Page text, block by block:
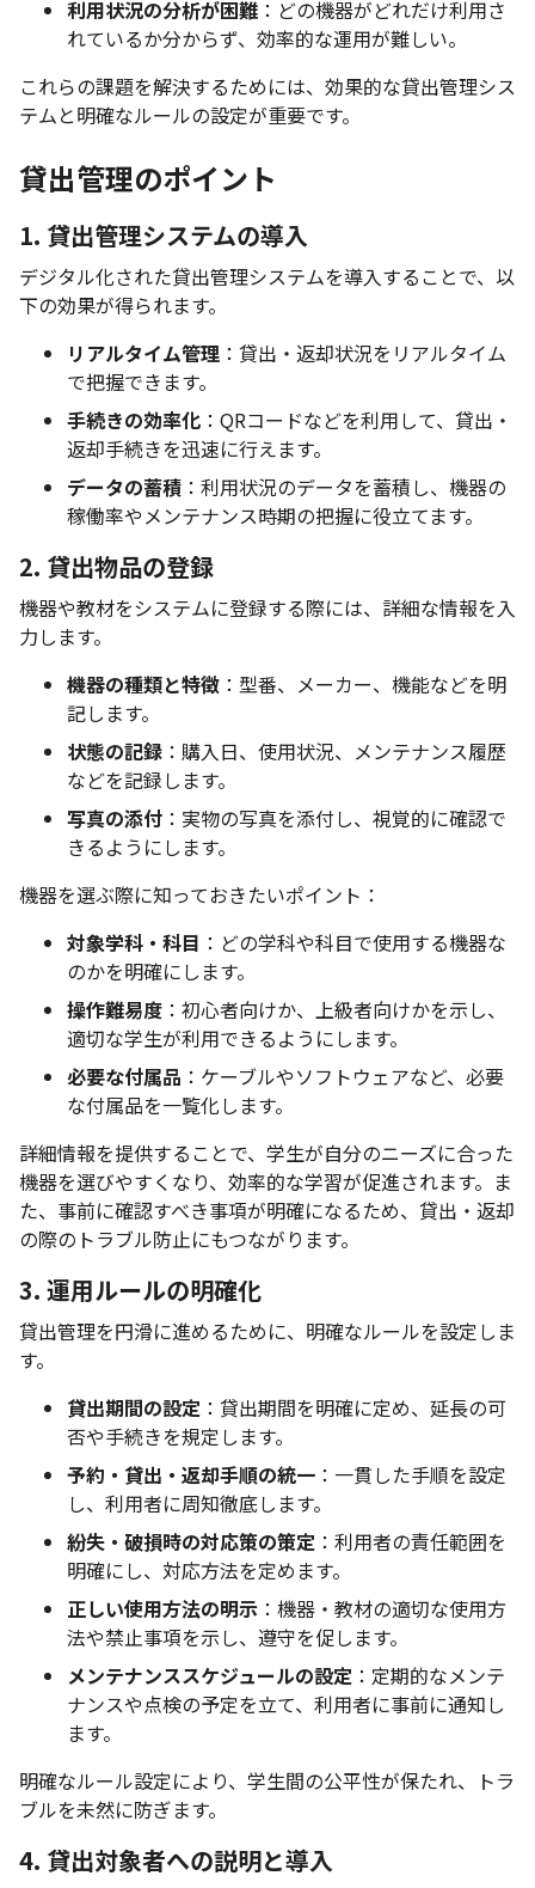
利用状況の分析が困難 ：どの機器がどれだけ利用さ
れているか分からず、効率的な運用が難しい。
これらの課題を解決するためには、効果的な貸出管理シス
テムと明確なルールの設定が重要です。
貸出管理のポイント
1. 貸出管理システムの導入
デジタル化された貸出管理システムを導入することで、以
下の効果が得られます。
リアルタイム管理 ：貸出・返却状況をリアルタイム
で把握できます。
手続きの効率化 ：QRコードなどを利用して、貸出・
返却手続きを迅速に行えます。
データの蓄積 ：利用状況のデータを蓄積し、機器の
稼働率やメンテナンス時期の把握に役立てます。
2. 貸出物品の登録
機器や教材をシステムに登録する際には、詳細な情報を入
力します。
機器の種類と特徴 ：型番、メーカー、機能などを明
記します。
状態の記録 ：購入日、使用状況、メンテナンス履歴
などを記録します。
写真の添付 ：実物の写真を添付し、視覚的に確認で
きるようにします。
機器を選ぶ際に知っておきたいポイント：
対象学科・科目 ：どの学科や科目で使用する機器な
のかを明確にします。
操作難易度 ：初心者向けか、上級者向けかを示し、
適切な学生が利用できるようにします。
必要な付属品 ：ケーブルやソフトウェアなど、必要
な付属品を一覧化します。
詳細情報を提供することで、学生が自分のニーズに合った
機器を選びやすくなり、効率的な学習が促進されます。ま
た、事前に確認すべき事項が明確になるため、貸出・返却
の際のトラブル防止にもつながります。
3. 運用ルールの明確化
貸出管理を円滑に進めるために、明確なルールを設定しま
す。
貸出期間の設定 ：貸出期間を明確に定め、延長の可
否や手続きを規定します。
予約・貸出・返却手順の統一 ：一貫した手順を設定
し、利用者に周知徹底します。
紛失・破損時の対応策の策定 ：利用者の責任範囲を
明確にし、対応方法を定めます。
正しい使用方法の明示 ：機器・教材の適切な使用方
法や禁止事項を示し、遵守を促します。
メンテナンススケジュールの設定 ：定期的なメンテ
ナンスや点検の予定を立て、利用者に事前に通知し
ます。
明確なルール設定により、学生間の公平性が保たれ、トラ
ブルを未然に防ぎます。
4. 貸出対象者への説明と導入